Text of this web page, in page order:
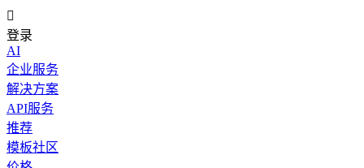

登录
AI
企业服务
解决方案
API服务
推荐
模板社区